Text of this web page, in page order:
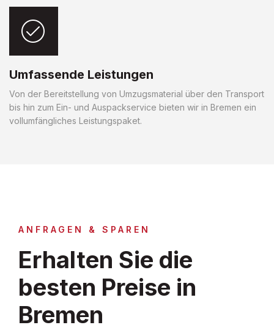
Umfassende Leistungen
Von der Bereitstellung von Umzugsmaterial über den Transport
bis hin zum Ein- und Auspackservice bieten wir in Bremen ein
vollumfängliches Leistungspaket.
ANFRAGEN & SPAREN
Erhalten Sie die
besten Preise in
Bremen